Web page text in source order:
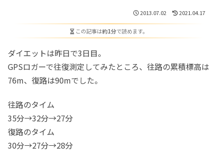
2013.07.02 2021.04.17
この記事は約1分で読めます。
ダイエットは昨日で3日目。
GPSロガーで往復測定してみたところ、往路の累積標高は
76m、復路は90mでした。
往路のタイム
35分→32分→27分
復路のタイム
30分→27分→28分